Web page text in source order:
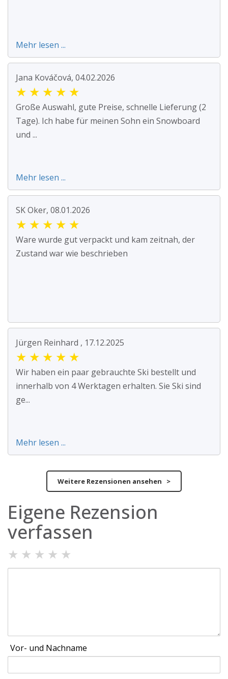
Mehr lesen ...
Jana Kováčová, 04.02.2026
★ ★ ★ ★ ★
Große Auswahl, gute Preise, schnelle Lieferung (2
Tage). Ich habe für meinen Sohn ein Snowboard
und ...
Mehr lesen ...
SK Oker, 08.01.2026
★ ★ ★ ★ ★
Ware wurde gut verpackt und kam zeitnah, der
Zustand war wie beschrieben
Jürgen Reinhard , 17.12.2025
★ ★ ★ ★ ★
Wir haben ein paar gebrauchte Ski bestellt und
innerhalb von 4 Werktagen erhalten. Sie Ski sind
ge...
Mehr lesen ...
Weitere Rezensionen ansehen >
Eigene Rezension
verfassen
★ ★ ★ ★ ★
Vor- und Nachname